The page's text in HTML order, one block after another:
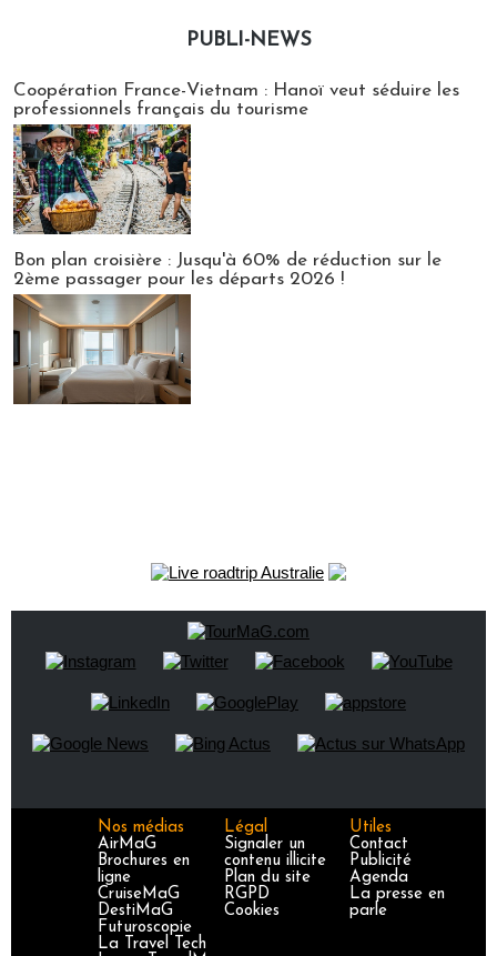
PUBLI-NEWS
Coopération France-Vietnam : Hanoï veut séduire les
professionnels français du tourisme
Bon plan croisière : Jusqu'à 60% de réduction sur le
2ème passager pour les départs 2026 !
Nos médias
AirMaG
Brochures en
ligne
CruiseMaG
DestiMaG
Futuroscopie
La Travel Tech
Légal
Signaler un
contenu illicite
Plan du site
RGPD
Cookies
Utiles
Contact
Publicité
Agenda
La presse en
parle